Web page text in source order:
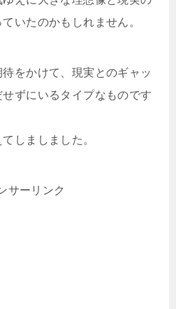
いたのかもしれません。
をかけて、現実とのギャッ
ずにいるタイプなものです
しましました。
サーリンク